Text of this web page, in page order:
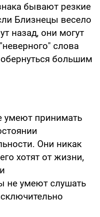
бывают резкие
Близнецы весело
назад, они могут
слова
большим
умеют принимать
Они никак
хотят от жизни,
не умеют слушать